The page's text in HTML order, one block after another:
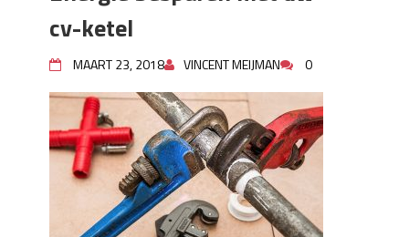
cv-ketel
MAART 23, 2018 VINCENT MEIJMAN 0